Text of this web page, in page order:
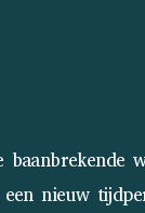
baanbrekende
nieuw